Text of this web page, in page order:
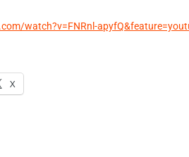
watch?v=FNRnl-
X